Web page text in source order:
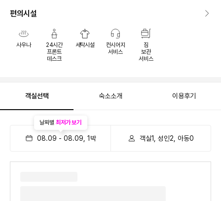
편의시설
사우나
24시간
프론트
데스크
세탁시설
컨시어지
서비스
짐
보관
서비스
객실선택 숙소소개 이용후기
08.09 - 08.09 1 박
날짜별 최저가 보기
객실1, 성인2, 아동0